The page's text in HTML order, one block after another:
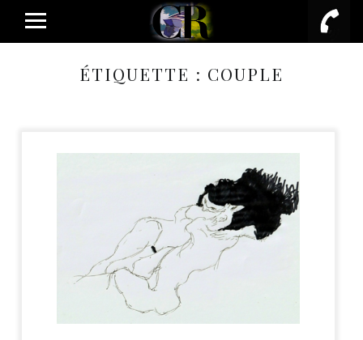
PRIMARY MENU
ÉTIQUETTE : COUPLE